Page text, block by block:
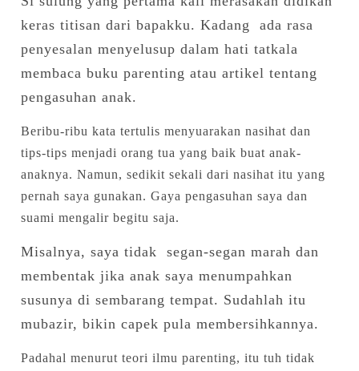
keras titisan dari bapakku. Kadang ada rasa
penyesalan menyelusup dalam hati tatkala
membaca buku parenting atau artikel tentang
pengasuhan anak.
Beribu-ribu kata tertulis menyuarakan nasihat dan
tips-tips menjadi orang tua yang baik buat anak-
anaknya. Namun, sedikit sekali dari nasihat itu yang
pernah saya gunakan. Gaya pengasuhan saya dan
suami mengalir begitu saja.
Misalnya, saya tidak segan-segan marah dan
membentak jika anak saya menumpahkan
susunya di sembarang tempat. Sudahlah itu
mubazir, bikin capek pula membersihkannya.
Padahal menurut teori ilmu parenting, itu tuh tidak